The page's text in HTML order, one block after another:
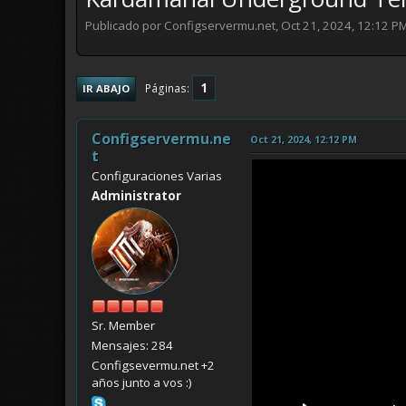
Publicado por Configservermu.net, Oct 21, 2024, 12:12
IR ABAJO Páginas 1
Configservermu.ne
t
Configuraciones Varias
Administrator
Sr. Member
Mensajes: 284
Configsevermu.net +2
años junto a vos :)
Oct 21, 2024, 12:12 PM